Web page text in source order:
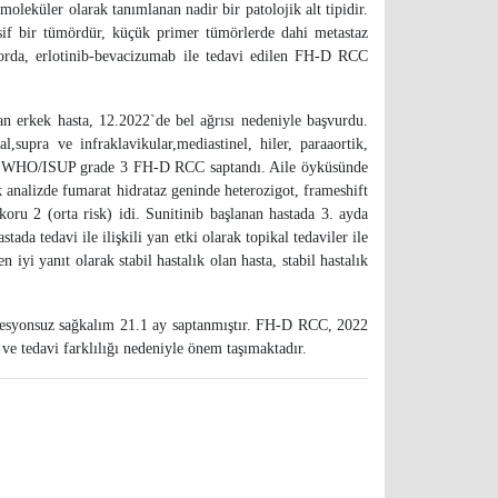
olarak tanımlanan nadir bir patolojik alt tipidir.
bir tümördür, küçük primer tümörlerde dahi metastaz
erlotinib-bevacizumab ile tedavi edilen FH-D RCC
hasta, 12.2022`de bel ağrısı nedeniyle başvurdu.
ve infraklavikular,mediastinel, hiler, paraaortik,
ISUP grade 3 FH-D RCC saptandı. Aile öyküsünde
analizde fumarat hidrataz geninde heterozigot, frameshift
2 (orta risk) idi. Sunitinib başlanan hastada 3. ayda
tedavi ile ilişkili yan etki olarak topikal tedaviler ile
yanıt olarak stabil hastalık olan hasta, stabil hastalık
sağkalım 21.1 ay saptanmıştır. FH-D RCC, 2022
farklılığı nedeniyle önem taşımaktadır.